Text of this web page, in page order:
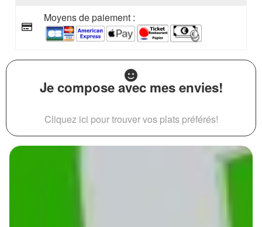
Moyens de paiement :
Je compose avec mes envies!
Cliquez ici pour trouver vos plats préférés!